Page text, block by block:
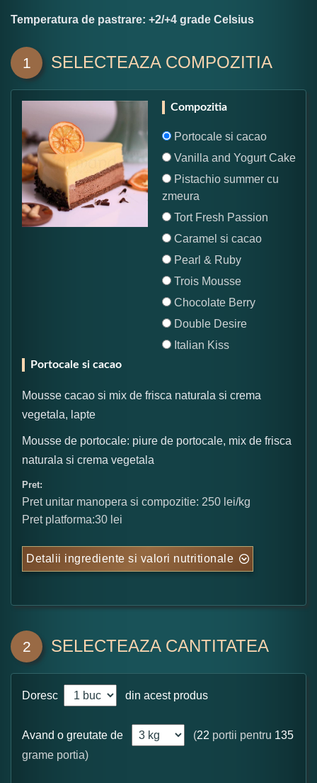
Temperatura de pastrare: +2/+4 grade Celsius
1 SELECTEAZA COMPOZITIA
Compozitia
Portocale si cacao
Vanilla and Yogurt Cake
Pistachio summer cu
zmeura
Tort Fresh Passion
Caramel si cacao
Pearl & Ruby
Trois Mousse
Chocolate Berry
Double Desire
Italian Kiss
Portocale si cacao
Mousse cacao si mix de frisca naturala si crema
vegetala, lapte
Mousse de portocale: piure de portocale, mix de frisca
naturala si crema vegetala
Pret:
Pret unitar manopera si compozitie: 250 lei/kg
Pret platforma:30 lei
Detalii ingrediente si valori nutritionale
2 SELECTEAZA CANTITATEA
Doresc din acest produs
Avand o greutate de (22 portii pentru 135
grame portia)